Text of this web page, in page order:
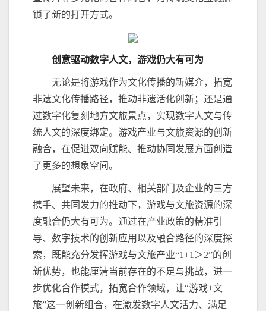
锁了新的打开方式。
创意驱动数字人文，游戏仍大有可为
无论是将游戏作为文化传播的新媒介，拓宽
非遗文化传播路径，推动非遗活化创新；还是通
过数字化复刻地方文旅景点，实现数字人文与传
统人文的深度绑定。游戏产业与文旅资源的创新
融合，在促进双向赋能、推动协同发展方面创造
了更多的想象空间。
展望未来，在政府、相关部门及企业的三方
携手、共同发力的推动下，游戏与文旅资源的深
度融合仍大有可为。通过在产业政策的精准引
导、数字技术的创新应用以及融合路径的深度探
索，既能充分发挥游戏与文旅产业“1+1＞2”的创
新优势，也能厘清当前存在的不足与挑战，进一
步优化合作模式，拓宽合作领域，让“游戏+文
旅”这一创新组合，在激发数字人文活力、满足